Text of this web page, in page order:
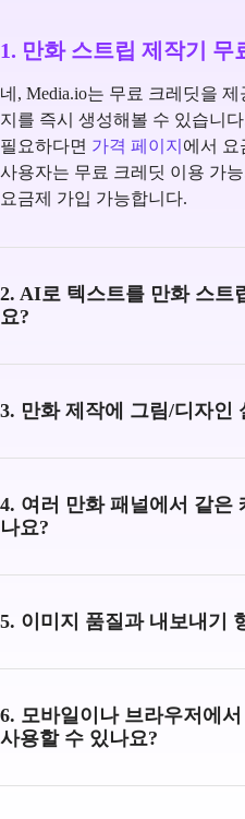
1. 만화 스트립 제작기 무
네, Media.io는 무료 크레딧을 제
지를 즉시 생성해볼 수 있습니
필요하다면 가격 페이지 에서 요
사용자는 무료 크레딧 이용 가
요금제 가입 가능합니다.
2. AI로 텍스트를 만화 스트
요?
3. 만화 제작에 그림/디자인
4. 여러 만화 패널에서 같은
나요?
5. 이미지 품질과 내보내기
6. 모바일이나 브라우저에
사용할 수 있나요?